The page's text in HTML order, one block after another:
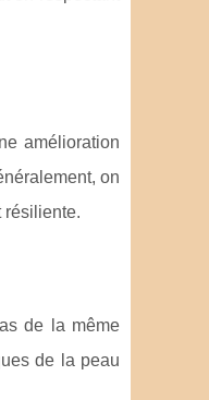
amélioration
on
résiliente.
de la même
de la peau